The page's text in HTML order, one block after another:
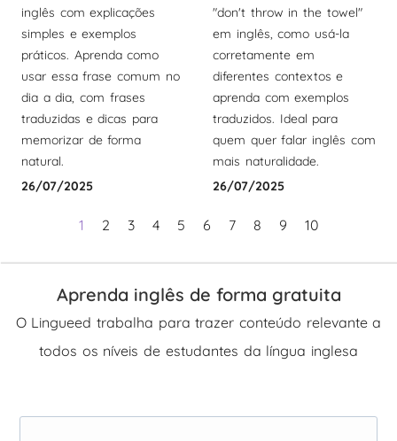
inglês com explicações
simples e exemplos
práticos. Aprenda como
usar essa frase comum no
dia a dia, com frases
traduzidas e dicas para
memorizar de forma
natural.
26/07/2025
"don't throw in the towel"
em inglês, como usá-la
corretamente em
diferentes contextos e
aprenda com exemplos
traduzidos. Ideal para
quem quer falar inglês com
mais naturalidade.
26/07/2025
1 2 3 4 5 6 7 8 9 10
Aprenda inglês de forma gratuita
O Lingueed trabalha para trazer conteúdo relevante a
todos os níveis de estudantes da língua inglesa